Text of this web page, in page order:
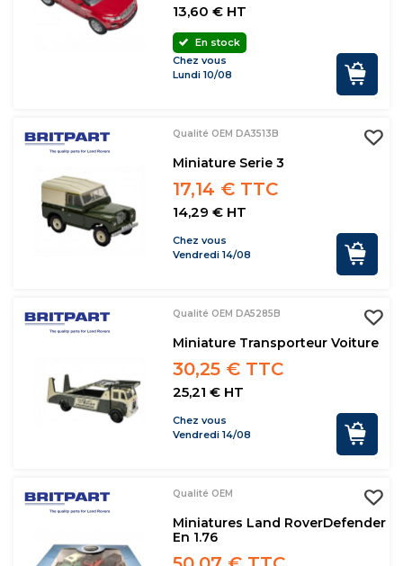
13,60 € HT
En stock
Chez vous
Lundi 10/08
Qualité OEM DA3513B
Miniature Serie 3
17,14 € TTC
14,29 € HT
Chez vous
Vendredi 14/08
Qualité OEM DA5285B
Miniature Transporteur Voiture
30,25 € TTC
25,21 € HT
Chez vous
Vendredi 14/08
Qualité OEM
Miniatures Land RoverDefender
En 1.76